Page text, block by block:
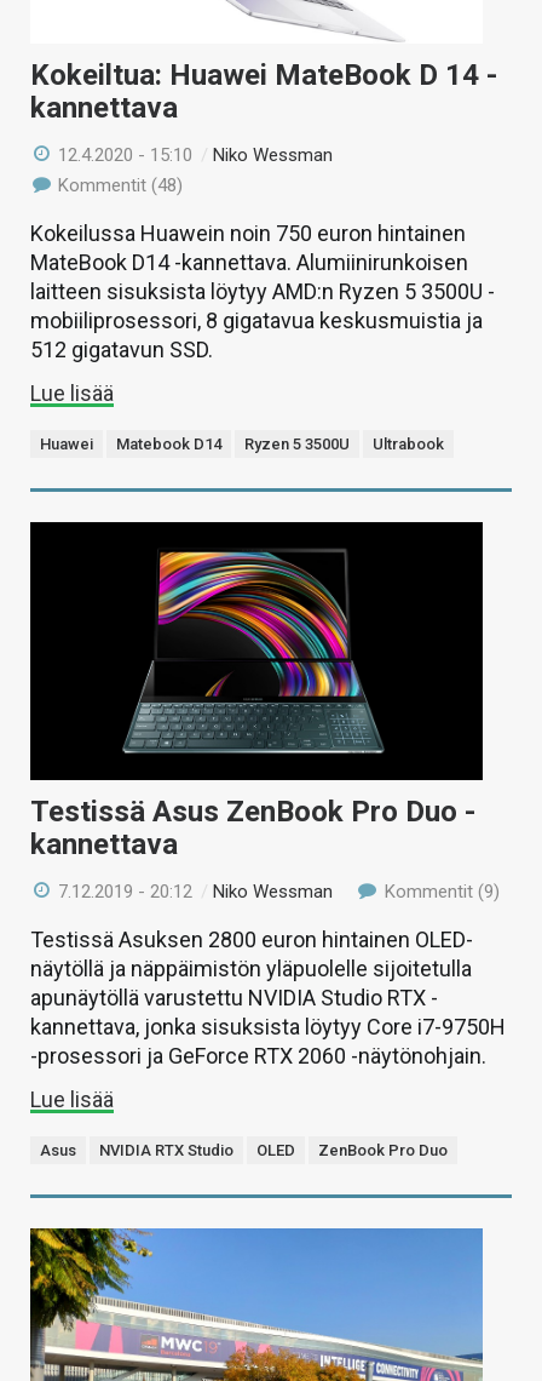
Kokeiltua: Huawei MateBook D 14 -
kannettava
12.4.2020 - 15:10 /Niko Wessman
Kommentit (48)
Kokeilussa Huawein noin 750 euron hintainen
MateBook D14 -kannettava. Alumiinirunkoisen
laitteen sisuksista löytyy AMD:n Ryzen 5 3500U -
mobiiliprosessori, 8 gigatavua keskusmuistia ja
512 gigatavun SSD.
Lue lisää
Huawei Matebook D14 Ryzen 5 3500U Ultrabook
Testissä Asus ZenBook Pro Duo -
kannettava
7.12.2019 - 20:12 /Niko Wessman Kommentit (9)
Testissä Asuksen 2800 euron hintainen OLED-
näytöllä ja näppäimistön yläpuolelle sijoitetulla
apunäytöllä varustettu NVIDIA Studio RTX -
kannettava, jonka sisuksista löytyy Core i7-9750H
-prosessori ja GeForce RTX 2060 -näytönohjain.
Lue lisää
Asus NVIDIA RTX Studio OLED ZenBook Pro Duo